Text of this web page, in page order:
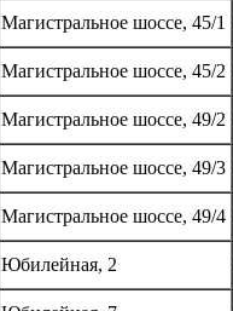
Магистральное шоссе, 45/1
Магистральное шоссе, 45/2
Магистральное шоссе, 49/2
Магистральное шоссе, 49/3
Магистральное шоссе, 49/4
Юбилейная, 2